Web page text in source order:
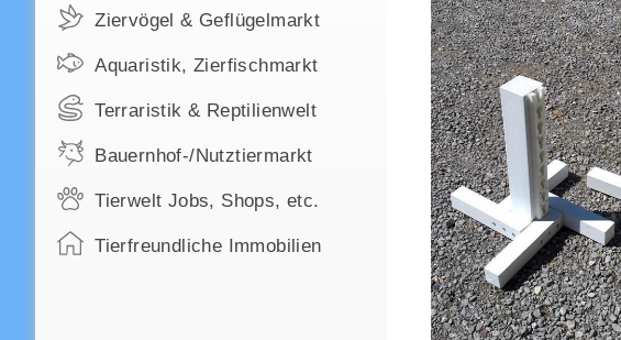
Ziervögel & Geflügelmarkt
Aquaristik, Zierfischmarkt
Terraristik & Reptilienwelt
Bauernhof-/Nutztiermarkt
Tierwelt Jobs, Shops, etc.
Tierfreundliche Immobilien